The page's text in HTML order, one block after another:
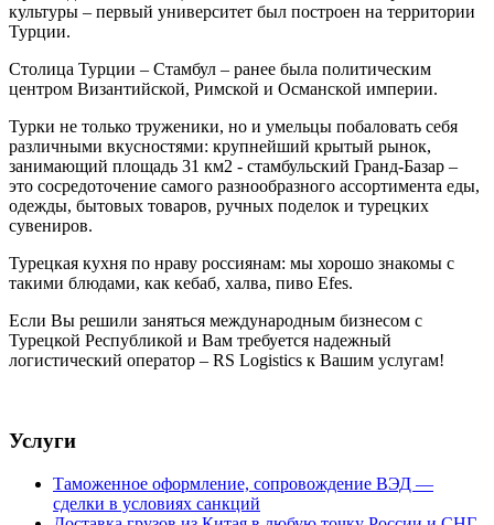
культуры – первый университет был построен на территории
Турции.
Столица Турции – Стамбул – ранее была политическим
центром Византийской, Римской и Османской империи.
Турки не только труженики, но и умельцы побаловать себя
различными вкусностями: крупнейший крытый рынок,
занимающий площадь 31 км2 - стамбульский Гранд-Базар –
это сосредоточение самого разнообразного ассортимента еды,
одежды, бытовых товаров, ручных поделок и турецких
сувениров.
Турецкая кухня по нраву россиянам: мы хорошо знакомы с
такими блюдами, как кебаб, халва, пиво Efes.
Если Вы решили заняться международным бизнесом с
Турецкой Республикой и Вам требуется надежный
логистический оператор – RS Logistics к Вашим услугам!
Услуги
Таможенное оформление, сопровождение ВЭД —
сделки в условиях санкций